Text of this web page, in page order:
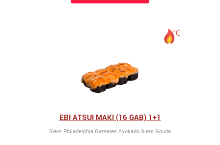
EBI ATSUI MAKI (16 GAB) 1+1
Siers Philadelphia Garneles Avokado Siers Gouda